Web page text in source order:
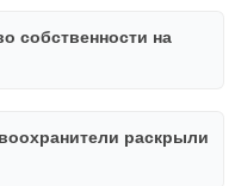
собственности на
раскрыли